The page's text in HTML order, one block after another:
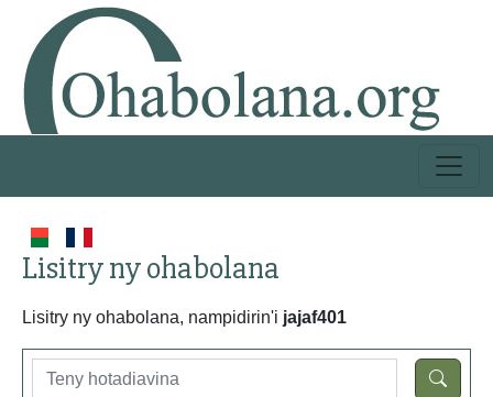
Lisitry ny ohabolana
Lisitry ny ohabolana, nampidirin'i jajaf401